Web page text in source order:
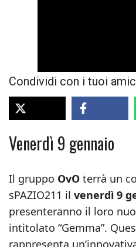
Condividi con i tuoi
Venerdì 9 gennaio
Il gruppo OvO terrà un
sPAZIO211 il venerdì 9
presenteranno il loro
intitolato “Gemma”.
rappresenta